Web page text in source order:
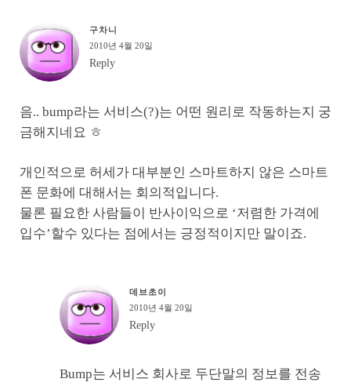
구차니
2010년 4월 20일
Reply
음.. bump라는 서비스(?)는 어떤 원리로 작동하는지 궁
금해지네요 ㅎ
개인적으로 허세가 대부분인 스마트하지 않은 스마트
폰 문화에 대해서는 회의적입니다.
물론 필요한 사람들이 반사이익으로 ‘저렴한 가격에
입수’할수 있다는 점에서는 긍정적이지만 말이죠.
데브초이
2010년 4월 20일
Reply
Bump는 서비스 회사로 두단말의 정보를 전송